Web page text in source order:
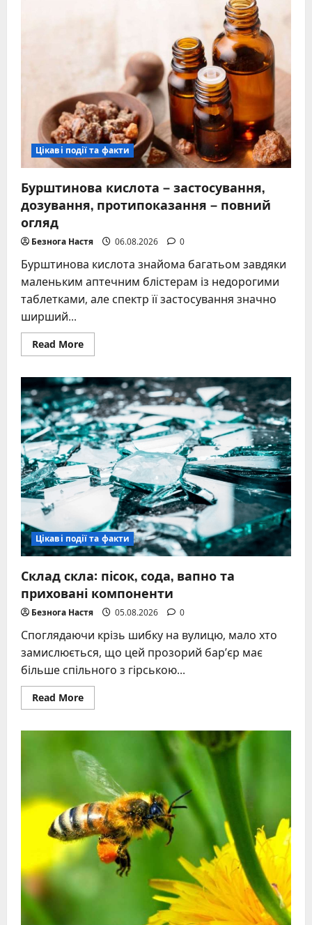
Металевого
та
вплив
Цікаві події та факти
Бурштинова кислота – застосування,
дозування, протипоказання – повний
огляд
Безнога Настя 06.08.2026 0
Бурштинова кислота знайома багатьом завдяки
маленьким аптечним блістерам із недорогими
таблетками, але спектр її застосування значно
ширший...
Read MoreRead
more
кислота
–
застосування,
дозування,
протипоказання
–
повний
огляд
Цікаві події та факти
Склад скла: пісок, сода, вапно та
приховані компоненти
Безнога Настя 05.08.2026 0
Споглядаючи крізь шибку на вулицю, мало хто
замислюється, що цей прозорий бар’єр має
більше спільного з гірською...
Read MoreRead
more
сода,
вапно
та
приховані
компоненти